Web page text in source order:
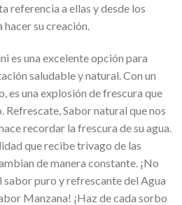
referencia a ellas y desde los
hacer su creación.
es una excelente opción para
saludable y natural. Con un
es una explosión de frescura que
Sabor natural que nos
recordar la frescura de su agua.
que recibe trivago de las
de manera constante. ¡No
sabor puro y refrescante del Agua
Manzana! ¡Haz de cada sorbo